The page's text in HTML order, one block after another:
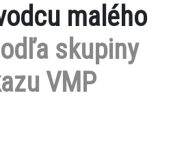
malého
skupiny
VMP